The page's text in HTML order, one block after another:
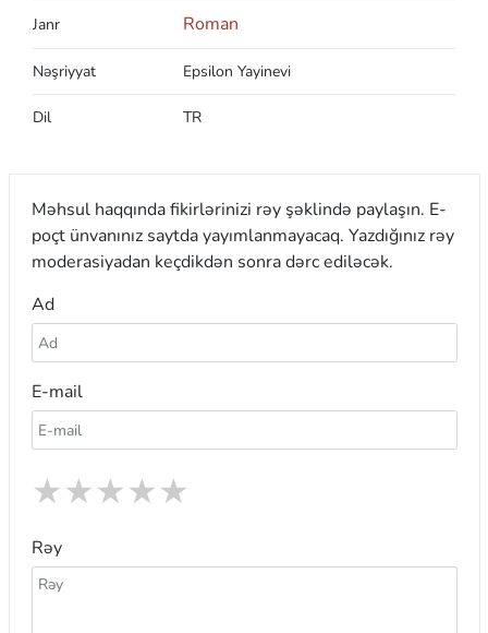
Janr Roman
Nəşriyyat Epsilon Yayinevi
Dil TR
Məhsul haqqında fikirlərinizi rəy şəklində paylaşın. E-
poçt ünvanınız saytda yayımlanmayacaq. Yazdığınız rəy
moderasiyadan keçdikdən sonra dərc ediləcək.
Ad
E-mail
★
★
★
★
★
Rəy